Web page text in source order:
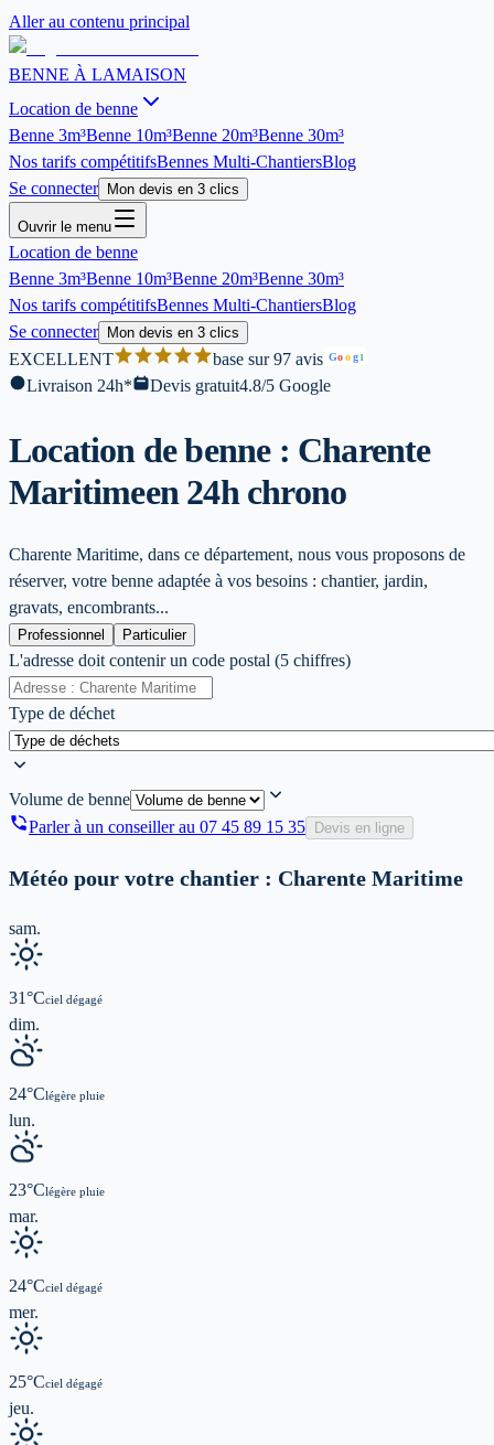
Aller au contenu principal
BENNE À LAMAISON
Location de benne
Benne 3m³Benne 10m³Benne 20m³Benne 30m³
Nos tarifs compétitifsBennes Multi-ChantiersBlog
Se connecter
Mon devis en 3 clics
Ouvrir le menu
Location de benne
Benne 3m³Benne 10m³Benne 20m³Benne 30m³
Nos tarifs compétitifsBennes Multi-ChantiersBlog
Se connecter
Mon devis en 3 clics
EXCELLENT base sur 97 avis Goog l
Livraison 24h* Devis gratuit4.8/5 Google
Location de benne : Charente
Maritimeen 24h chrono
Charente Maritime, dans ce département, nous vous proposons de
réserver, votre benne adaptée à vos besoins : chantier, jardin,
gravats, encombrants...
Professionnel Particulier
L'adresse doit contenir un code postal (5 chiffres)
Type de déchet
Volume de benne
Parler à un conseiller au 07 45 89 15 35 Devis en ligne
Météo pour votre chantier : Charente Maritime
sam.
31°Cciel dégagé
dim.
24°Clégère pluie
lun.
23°Clégère pluie
mar.
24°Cciel dégagé
mer.
25°Cciel dégagé
jeu.